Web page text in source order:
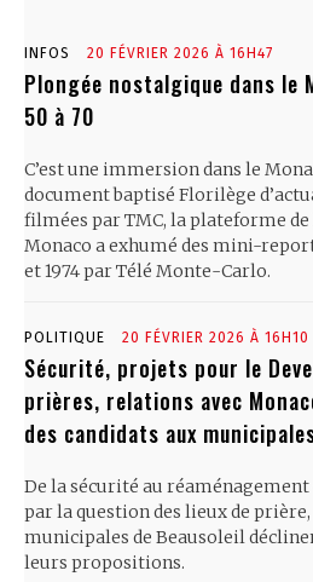
INFOS 20 FÉVRIER 2026 À 16H47
Plongée nostalgique dans le
50 à 70
C’est une immersion dans le
document baptisé Florilège
filmées par TMC, la plateforme
Monaco a exhumé des mini-
et 1974 par Télé Monte-Carlo.
POLITIQUE 20 FÉVRIER 2026 À 16H10
Sécurité, projets pour le
prières, relations avec
des candidats aux
De la sécurité au réaménagement
par la question des lieux de
municipales de Beausoleil
leurs propositions.